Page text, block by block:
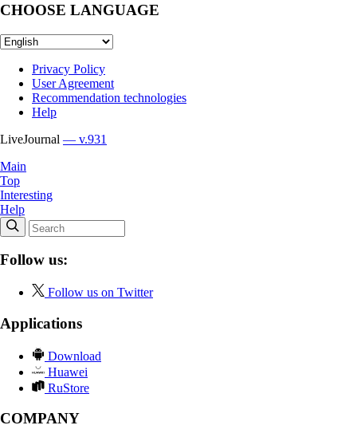
CHOOSE LANGUAGE
Privacy Policy
User Agreement
Recommendation technologies
Help
LiveJournal — v.931
Main
Top
Interesting
Help
Follow us:
Follow us on Twitter
Applications
Download
Huawei
RuStore
COMPANY